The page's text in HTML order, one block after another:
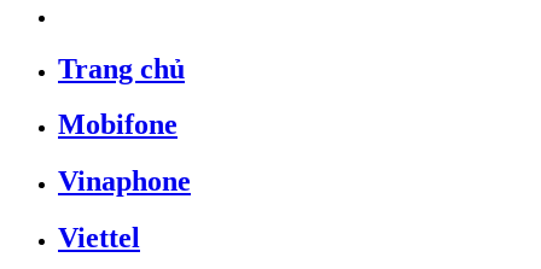
Trang chủ
Mobifone
Vinaphone
Viettel